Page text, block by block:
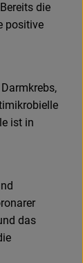
die
positive
ist in
das